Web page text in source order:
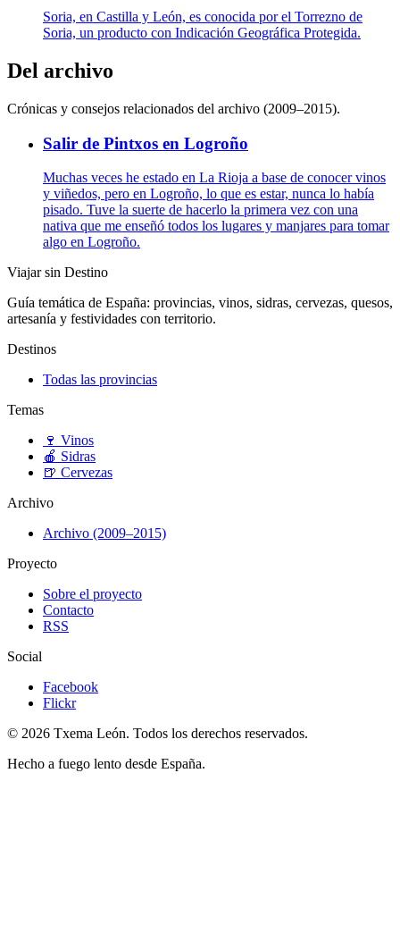
Soria, en Castilla y León, es conocida por el Torrezno de
Soria, un producto con Indicación Geográfica Protegida.
Del archivo
Crónicas y consejos relacionados del archivo (2009–2015).
Salir de Pintxos en Logroño
Muchas veces he estado en La Rioja a base de conocer vinos
y viñedos, pero en Logroño, lo que es estar, nunca lo había
pisado. Tuve la suerte de hacerlo la primera vez con una
nativa que me enseñó todos los lugares y manjares para tomar
algo en Logroño.
Viajar sin Destino
Guía temática de España: provincias, vinos, sidras, cervezas, quesos,
artesanía y festividades con territorio.
Destinos
Todas las provincias
Temas
🍷 Vinos
🍎 Sidras
🍺 Cervezas
Archivo
Archivo (2009–2015)
Proyecto
Sobre el proyecto
Contacto
RSS
Social
Facebook
Flickr
© 2026 Txema León. Todos los derechos reservados.
Hecho a fuego lento desde España.